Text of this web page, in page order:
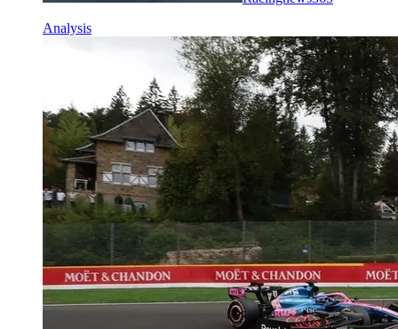
Analysis